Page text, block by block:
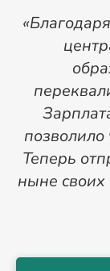
Теперь
ныне